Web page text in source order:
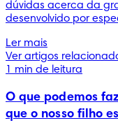
dúvidas acerca da
desenvolvido por
Ler mais
Ver artigos
1 min de leitura
O que podemos
que o nosso filho